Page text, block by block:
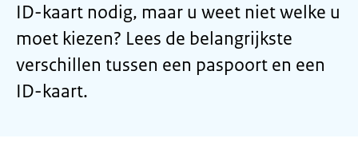
ID-kaart nodig, maar u weet niet welke u
moet kiezen? Lees de belangrijkste
verschillen tussen een paspoort en een
ID-kaart.